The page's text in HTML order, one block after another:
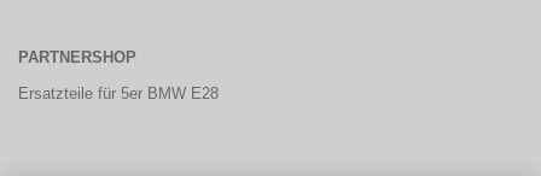
PARTNERSHOP
Ersatzteile für 5er BMW E28